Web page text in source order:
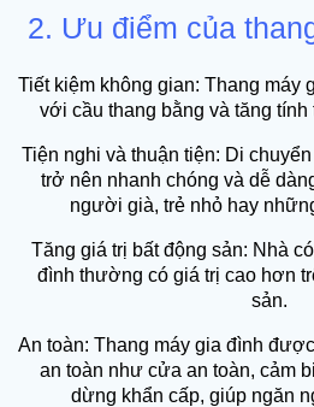
2. Ưu điểm của
Tiết kiệm không gian: Thang máy
với cầu thang bằng và tăng tính
Tiện nghi và thuận tiện: Di
trở nên nhanh chóng và dễ
người già, trẻ nhỏ hay
Tăng giá trị bất động sản: Nhà
đình thường có giá trị cao hơn
sản.
An toàn: Thang máy gia đình
an toàn như cửa an toàn, cảm
dừng khẩn cấp, giúp ngăn